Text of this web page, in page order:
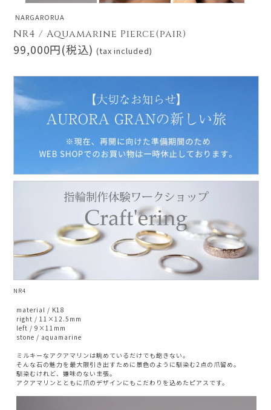
NARGARORUA
NR4 / Aquamarine Pierce(pair)
99,000円(税込) (tax included)
NR4
material / K18
right / 11×12.5mm
left / 9×11mm
stone / aquamarine
ミルキーなアクアマリンは眺めているだけでも飽きない。
そんな石の魅力を最大限引き出すために景色のように馴染む2点の爪留め。
馴染むけれど、嫌味のない主張。
アクアマリンとともに爪のデザインにもこだわりを込めたピアスです。
AURORA GRAN
AURORA GRAN BRIDAL
NARGARORUA